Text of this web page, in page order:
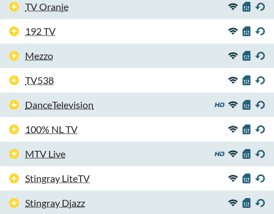
TV Oranje
192 TV
Mezzo
TV538
DanceTelevision
100% NL TV
MTV Live
Stingray LiteTV
Stingray Djazz